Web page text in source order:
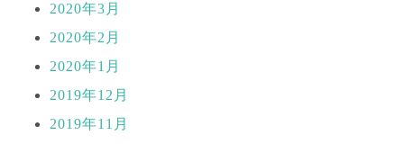
2020年3月
2020年2月
2020年1月
2019年12月
2019年11月